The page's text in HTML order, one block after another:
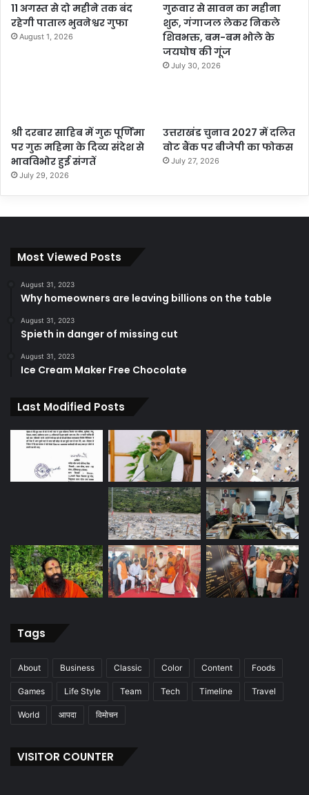
11 अगस्त से दो महीने तक बंद
रहेगी पाताल भुवनेश्वर गुफा
August 1, 2026
गुरूवार से सावन का महीना
शुरू, गंगाजल लेकर निकले
शिवभक्त, बम-बम भोले के
जयघोष की गूंज
July 30, 2026
श्री दरबार साहिब में गुरु पूर्णिमा
पर गुरु महिमा के दिव्य संदेश से
भावविभोर हुई संगतें
July 29, 2026
उत्तराखंड चुनाव 2027 में दलित
वोट बैंक पर बीजेपी का फोकस
July 27, 2026
Most Viewed Posts
August 31, 2023
Why homeowners are leaving billions on the table
August 31, 2023
Spieth in danger of missing cut
August 31, 2023
Ice Cream Maker Free Chocolate
Last Modified Posts
Tags
About Business Classic Color Content Foods
Games Life Style Team Tech Timeline Travel
World आपदा विमोचन
VISITOR COUNTER